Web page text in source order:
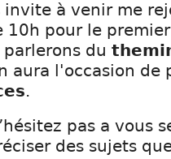
invite à venir me
10h pour le
du
aura l'occasion de
.
pas a vous
des sujets